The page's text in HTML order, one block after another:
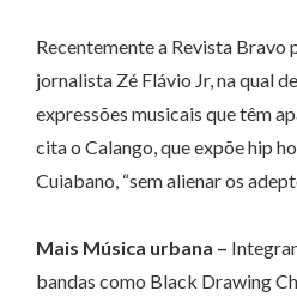
Recentemente a Revista Bravo
jornalista Zé Flávio Jr, na qual
expressões musicais que têm
cita o Calango, que expõe hip
Cuiabano, “sem alienar os
Mais Música urbana –
bandas como Black Drawing